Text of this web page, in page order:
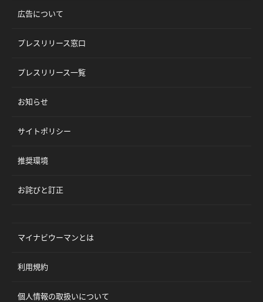
広告について
プレスリリース窓口
プレスリリース一覧
お知らせ
サイトポリシー
推奨環境
お詫びと訂正
マイナビウーマンとは
利用規約
個人情報の取扱いについて